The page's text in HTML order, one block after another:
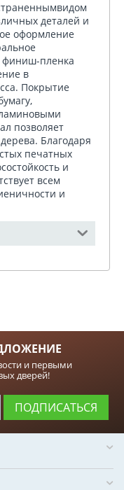
деталей и
оформление
пленка
в
Покрытие
позволяет
Благодаря
печатных
и
всем
и
и первыми
дверей!
ПОДПИСАТЬСЯ